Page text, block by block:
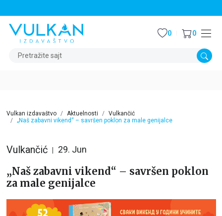
Pretražite sajt
0 0
Vulkan izdavaštvo Aktuelnosti
Vulkančić
„Naš zabavni vikend“ – savršen poklon za male genijalce
Vulkančić 29. Jun
„Naš zabavni vikend“ – savršen poklon
za male genijalce